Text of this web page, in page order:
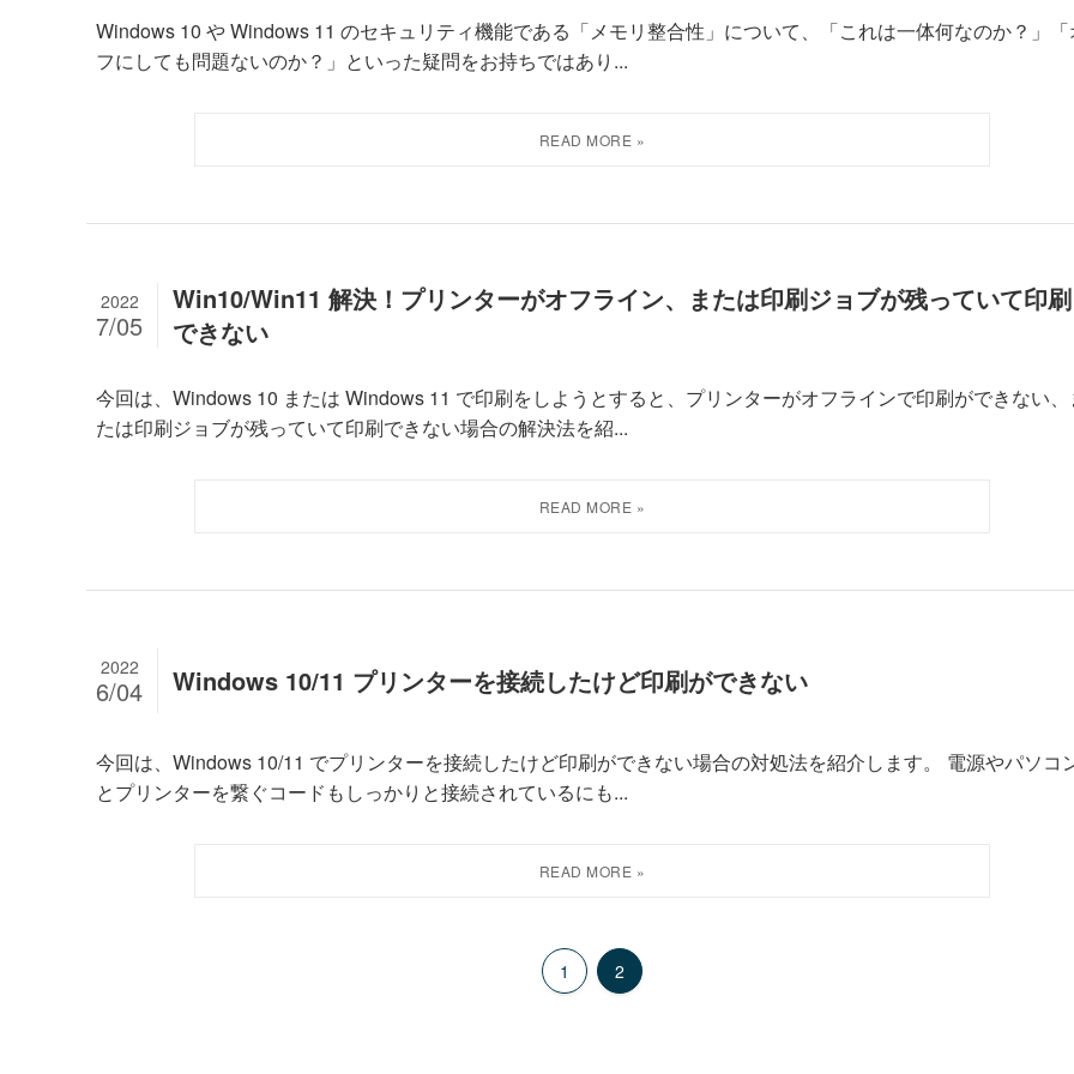
Windows 10 や Windows 11 のセキュリティ機能である「メモリ整合性」について、「これは一体何なのか？」「
フにしても問題ないのか？」といった疑問をお持ちではあり...
Win10/Win11 解決！プリンターがオフライン、または印刷ジョブが残っていて印刷
できない
2022
7/05
今回は、Windows 10 または Windows 11 で印刷をしようとすると、プリンターがオフラインで印刷ができない、
たは印刷ジョブが残っていて印刷できない場合の解決法を紹...
Windows 10/11 プリンターを接続したけど印刷ができない
2022
6/04
今回は、Windows 10/11 でプリンターを接続したけど印刷ができない場合の対処法を紹介します。 電源やパソコ
とプリンターを繋ぐコードもしっかりと接続されているにも...
1 2